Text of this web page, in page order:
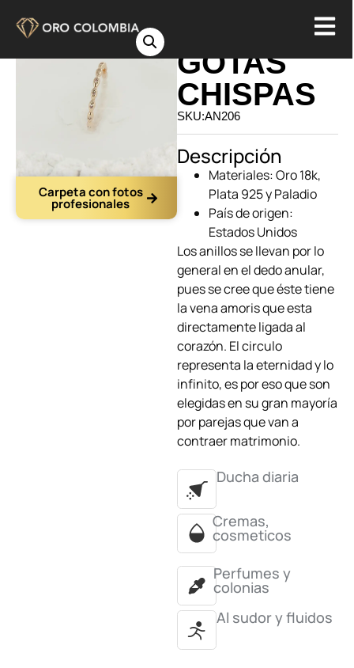
Carpeta con fotos
profesionales
GOTAS
CHISPAS
SKU:AN206
Descripción
Materiales: Oro 18k,
Plata 925 y Paladio
País de origen:
Estados Unidos
Los anillosse llevan por lo
general en el dedo anular,
pues se cree que éste tiene
la vena amoris que esta
directamente ligada al
corazón. El circulo
representa la eternidad y lo
infinito, es por eso que son
elegidas en su gran mayoría
por parejas que van a
contraer matrimonio.
Ducha diaria
Cremas,
cosmeticos
Perfumes y
colonias
Al sudor y fluidos